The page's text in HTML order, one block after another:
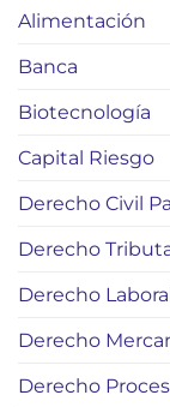
Alimentación
Banca
Biotecnología
Capital Riesgo
Derecho Civil
Derecho
Derecho
Derecho
Derecho